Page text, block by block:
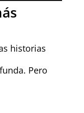
historias
Pero